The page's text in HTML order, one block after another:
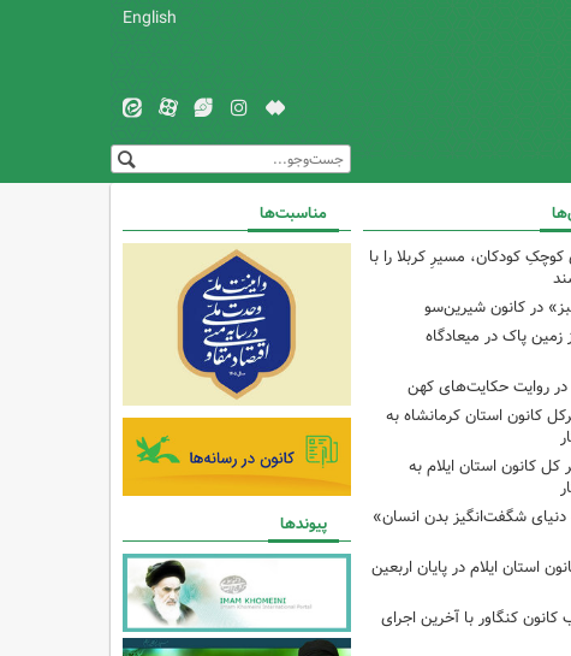
English
کودکان، مسیرِ کربلا را با
در کانون شیرین‌سو
زمین پاک در میعادگاه
روایت حکایت‌های کهن
کانون استان کرمانشاه به
کل کانون استان ایلام به
دنیای شگفت‌انگیز بدن انسان»
استان ایلام در پایان اربعین
کنگاور با آخرین اجرای
مناسبت‌ها
پیوندها